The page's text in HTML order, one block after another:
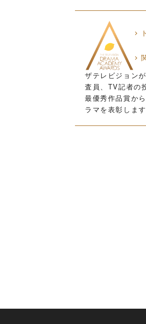
ザテレビジョン
査員、TV記者の
最優秀作品賞か
ラマを表彰します